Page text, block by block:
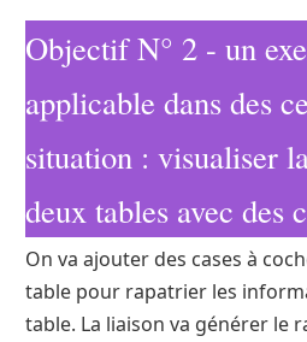
Objectif N° 2 - un
applicable dans des
situation : visualiser
deux tables avec des
On va ajouter des cases à
table pour rapatrier les
table. La liaison va générer le